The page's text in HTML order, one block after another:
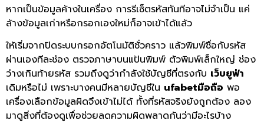
หากเป็นข้อมูลค้างในเครื่อง การรีเซ็ตรหัสทันทีอาจไม่จำเป็น แค่
ล้างข้อมูลเก่าหรือกรอกเองใหม่ก็อาจเข้าได้แล้ว
ให้เริ่มจากปิดระบบกรอกอัตโนมัติชั่วคราว แล้วพิมพ์ชื่อกับรหัส
ผ่านเองทีละช่อง ตรวจภาษาบนแป้นพิมพ์ ตัวพิมพ์เล็กใหญ่ ช่อง
ว่างเกินท้ายรหัส รวมถึงดูว่ากำลังใช้บัญชีที่ตรงกับ เว็บยูฟ่า
เดิมหรือไม่ เพราะบางคนมีหลายบัญชีใน ufabetมือถือ พอ
เครื่องเลือกข้อมูลผิดจึงเข้าไม่ได้ ทั้งที่รหัสจริงยังถูกต้อง ลอง
มาดูสิ่งที่ต้องดูเพื่อช่วยลดความผิดพลาดกันว่ามีอะไรบ้าง